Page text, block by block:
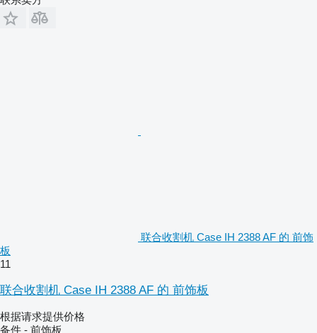
联合收割机 Case IH 2388 AF 的 前饰
板
11
联合收割机 Case IH 2388 AF 的 前饰板
根据请求提供价格
备件 - 前饰板